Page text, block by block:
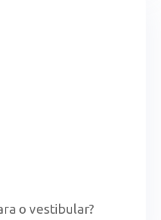
o vestibular?